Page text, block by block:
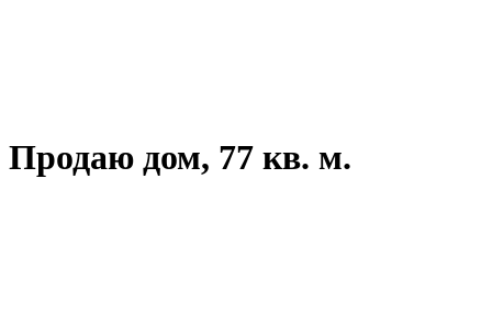
Продаю дом, 77 кв. м.